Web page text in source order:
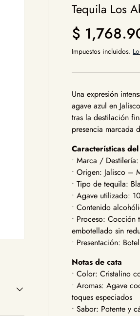
Tequila Los
Precio
$
Impuestos incluidos.
Una expresión
agave azul en
tras la destilación
presencia marcada
Características
• Marca /
• Origen: Jalisco –
• Tipo de tequila:
• Agave utilizado:
• Contenido
• Proceso:
embotellado sin
• Presentación:
Notas de cata
• Color: Cristalino
• Aromas: Agave
toques especiados
• Sabor: Potente y